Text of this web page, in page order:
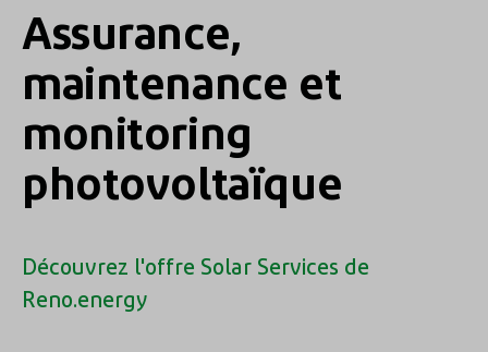
Assurance,
maintenance et
monitoring
photovoltaïque
Découvrez l'offre Solar Services de
Reno.energy